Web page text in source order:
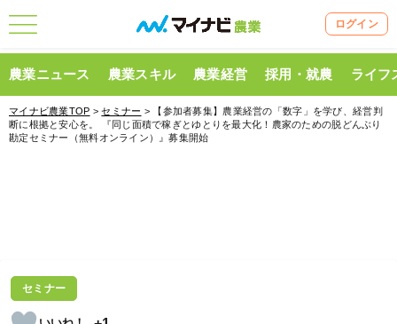
ログイン
農業ニュース 農業スキル 農業経営 採用・就農 ライフ
マイナビ農業TOP >セミナー > 【参加者募集】農業経営の「数字」を学び、経営判
断に根拠と安心を。 『同じ面積で稼ぎとゆとりを最大化！農家のための脱どんぶり
勘定セミナー（無料オンライン）』募集開始
セミナー